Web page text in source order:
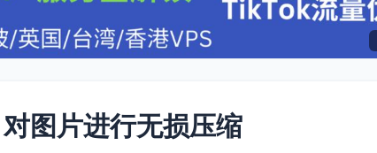
图片进行无损压缩